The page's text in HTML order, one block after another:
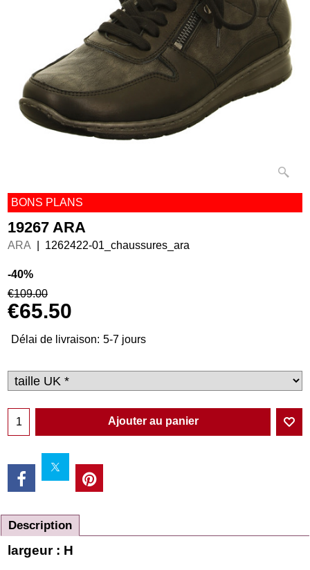
BONS PLANS
19267 ARA
ARA 1262422-01_chaussures_ara
-40%
€109.00
€65.50
Délai de livraison: 5-7 jours
Ajouter au panier
Description
largeur : H